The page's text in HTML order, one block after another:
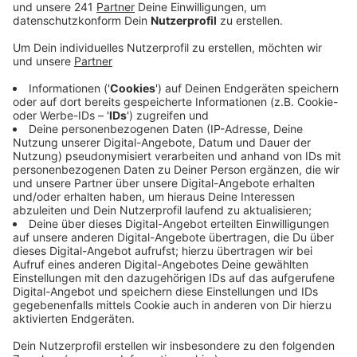
das gesamte Bargeld.
Maskiert war er wohl mit einer roten Stofftasche, in
die er kleine Gucklöcher geschnitten hatte. Die
Mitarbeiterin weigerte sich, das Geld rauszurücken, der
Verdächtige floh daraufhin ohne Beute. Jetzt sucht
die Kreis-Polizei nach ihm. Eine Beschreibung des
mutmaßlichen Täters gibt es auf rbrs.de, wer Hinweise
geben kann meldet sich bei der Polizei
Beschreibung: Circa 30 bis 35 Jahre alt, etwa 168 bis
170 cm groß und hat eine kräftige Statur. Bekleidet
war der Mann mit einer hellgrauen kurzen Sporthose,
einem weißen T-Shirt und hellen Adiletten.